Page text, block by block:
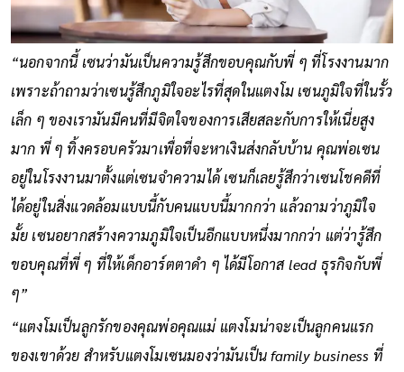
“นอกจากนี้ เซนว่ามันเป็นความรู้สึกขอบคุณกับพี่ ๆ ที่โรงงานมาก
เพราะถ้าถามว่าเซนรู้สึกภูมิใจอะไรที่สุดในแตงโม เซนภูมิใจที่ในรั้ว
เล็ก ๆ ของเรามันมีคนที่มีจิตใจของการเสียสละกับการให้เนี่ยสูง
มาก พี่ ๆ ทิ้งครอบครัวมาเพื่อที่จะหาเงินส่งกลับบ้าน คุณพ่อเซน
อยู่ในโรงงานมาตั้งแต่เซนจำความได้ เซนก็เลยรู้สึกว่าเซนโชคดีที่
ได้อยู่ในสิ่งแวดล้อมแบบนี้กับคนแบบนี้มากกว่า แล้วถามว่าภูมิใจ
มั้ย เซนอยากสร้างความภูมิใจเป็นอีกแบบหนึ่งมากกว่า แต่ว่ารู้สึก
ขอบคุณที่พี่ ๆ ที่ให้เด็กอาร์ตตาดำ ๆ ได้มีโอกาส lead ธุรกิจกับพี่
ๆ”
“แตงโมเป็นลูกรักของคุณพ่อคุณแม่ แตงโมน่าจะเป็นลูกคนแรก
ของเขาด้วย สำหรับแตงโมเซนมองว่ามันเป็น family business ที่